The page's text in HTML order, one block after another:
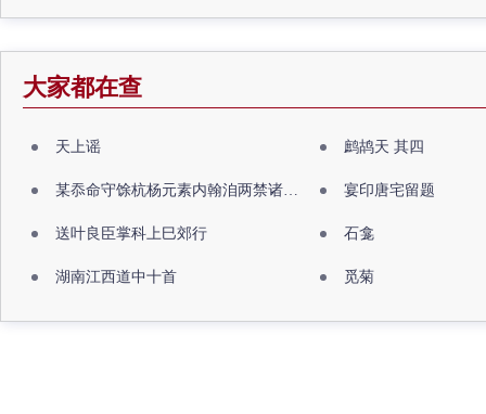
大家都在查
天上谣 鹧鸪天 其四
某忝命守馀杭杨元素内翰洎两禁诸公出祖佛寺 宴印唐宅留题
送叶良臣掌科上巳郊行 石龛
湖南江西道中十首 觅菊